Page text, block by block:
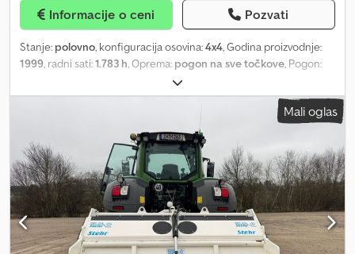
Informacije o ceni Pozvati
Stanje: polovno, konfiguracija osovina:4x4, Godina proizvodnje:
1999, radni sati:1.783 h, Oprema: pogon na sve točkove, Pogon:
na točkove Dedpfoydmz Iox Aqrjkr Marka motora: Deutz Za
dodatne informacije obratite se J.A.J. Jansenu.
Mali oglas